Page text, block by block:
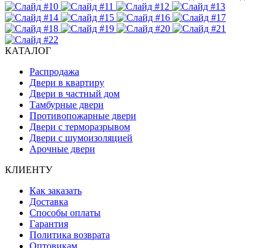
КАТАЛОГ
Распродажа
Двери в квартиру
Двери в частный дом
Тамбурные двери
Противопожарные двери
Двери с терморазрывом
Двери с шумоизоляцией
Арочные двери
КЛИЕНТУ
Как заказать
Доставка
Способы оплаты
Гарантия
Политика возврата
Оптовикам